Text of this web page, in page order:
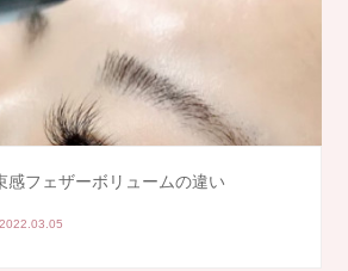
感フェザーボリュームの違い
2022.03.05